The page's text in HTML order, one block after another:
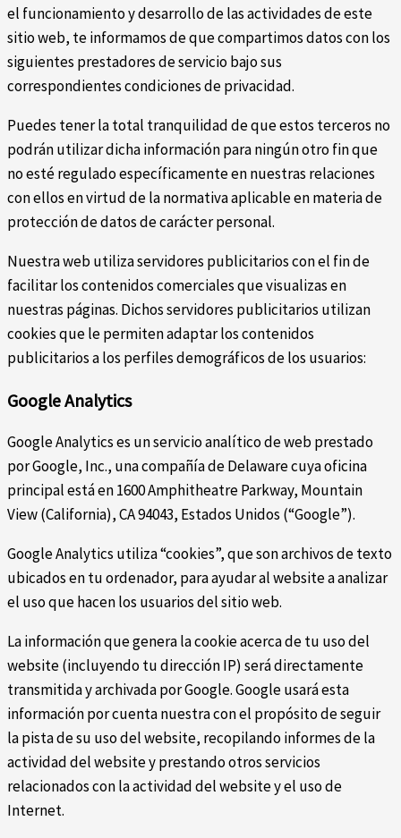
el funcionamiento y desarrollo de las actividades de este
sitio web, te informamos de que compartimos datos con los
siguientes prestadores de servicio bajo sus
correspondientes condiciones de privacidad.
Puedes tener la total tranquilidad de que estos terceros no
podrán utilizar dicha información para ningún otro fin que
no esté regulado específicamente en nuestras relaciones
con ellos en virtud de la normativa aplicable en materia de
protección de datos de carácter personal.
Nuestra web utiliza servidores publicitarios con el fin de
facilitar los contenidos comerciales que visualizas en
nuestras páginas. Dichos servidores publicitarios utilizan
cookies que le permiten adaptar los contenidos
publicitarios a los perfiles demográficos de los usuarios:
Google Analytics
Google Analytics es un servicio analítico de web prestado
por Google, Inc., una compañía de Delaware cuya oficina
principal está en 1600 Amphitheatre Parkway, Mountain
View (California), CA 94043, Estados Unidos (“Google”).
Google Analytics utiliza “cookies”, que son archivos de texto
ubicados en tu ordenador, para ayudar al website a analizar
el uso que hacen los usuarios del sitio web.
La información que genera la cookie acerca de tu uso del
website (incluyendo tu dirección IP) será directamente
transmitida y archivada por Google. Google usará esta
información por cuenta nuestra con el propósito de seguir
la pista de su uso del website, recopilando informes de la
actividad del website y prestando otros servicios
relacionados con la actividad del website y el uso de
Internet.